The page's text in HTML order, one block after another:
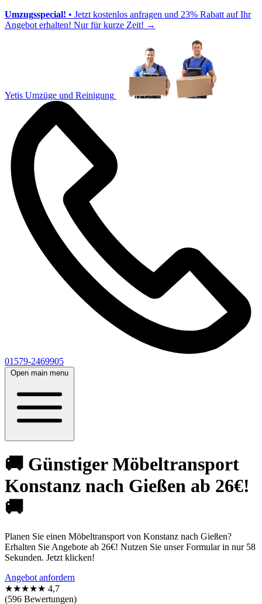
Umzugsspecial! • Jetzt kostenlos anfragen und 23% Rabatt auf Ihr
Angebot erhalten! Nur für kurze Zeit! →
Yetis Umzüge und Reinigung
01579-2469905
Open main menu
🚚 Günstiger Möbeltransport
Konstanz nach Gießen ab 26€!
🚚
Planen Sie einen Möbeltransport von Konstanz nach Gießen?
Erhalten Sie Angebote ab 26€! Nutzen Sie unser Formular in nur 58
Sekunden. Jetzt klicken!
Angebot anfordern
★★★★★ 4,7
(596 Bewertungen)